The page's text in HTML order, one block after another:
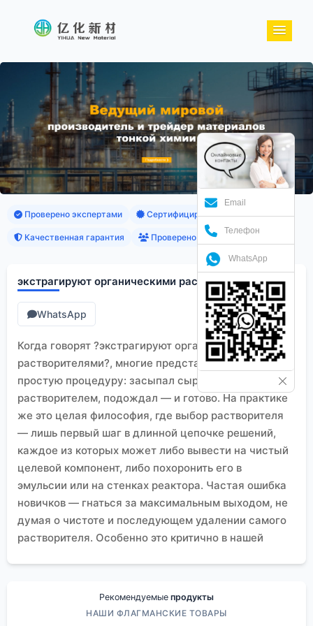
Проверено экспертами Сертифицированные продукты
Качественная гарантия Проверено клиентами
экстрагируют органическими растворителями
WhatsApp
Когда говорят ?экстрагируют органическими
растворителями?, многие представляют себе
простую процедуру: засыпал сырьё, залил
растворителем, подождал — и готово. На практике
же это целая философия, где выбор растворителя
— лишь первый шаг в длинной цепочке решений,
каждое из которых может либо вывести на чистый
целевой компонент, либо похоронить его в
эмульсии или на стенках реактора. Частая ошибка
новичков — гнаться за максимальным выходом, не
думая о чистоте и последующем удалении самого
растворителя. Особенно это критично в нашей
Растворитель — это не нейтральная среда
Возьмём, к примеру, наш опыт на производстве
Рекомендуемые продукты
НАШИ ФЛАГМАНСКИЕ ТОВАРЫ
Email
Телефон
WhatsApp